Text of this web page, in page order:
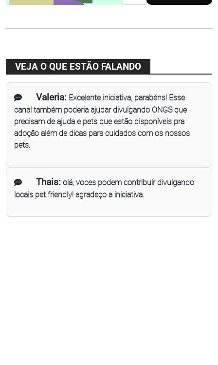
VEJA O QUE ESTÃO FALANDO
Valeria:Excelente iniciativa, parabéns! Esse
canal também poderia ajudar divulgando ONGS que
precisam de ajuda e pets que estão disponíveis pra
adoção além de dicas para cuidados com os nossos
pets.
Thais:olá, voces podem contribuir divulgando
locais pet friendly! agradeço a iniciativa.